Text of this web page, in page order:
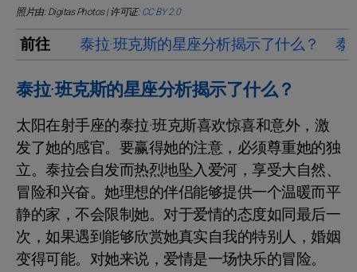
照片由: Digitas Photos | 许可证:CC BY 2.0
前往 泰拉·班克斯的星座分析揭示了什么？ 泰
泰拉·班克斯的星座分析揭示了什么？
太阳在射手座的泰拉·班克斯喜欢惊喜和意外，激
发了她的感官。要赢得她的注意，必须尊重她的独
立。泰拉会自发而热烈地坠入爱河，享受大自然、
冒险和兴奋。她理想的伴侣能够提供一个温暖而平
静的家，不会限制她。对于爱情的态度如同最后一
次，如果遇到能够欣赏她真实自我的特别人，婚姻
变得可能。对她来说，爱情是一场快乐的冒险。